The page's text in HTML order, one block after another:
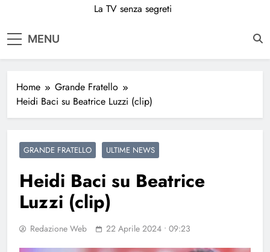
La TV senza segreti
MENU
Home
Grande Fratello
Heidi Baci su Beatrice Luzzi (clip)
GRANDE FRATELLO ULTIME NEWS
Heidi Baci su Beatrice
Luzzi (clip)
Redazione Web 22 Aprile 2024 • 09:23